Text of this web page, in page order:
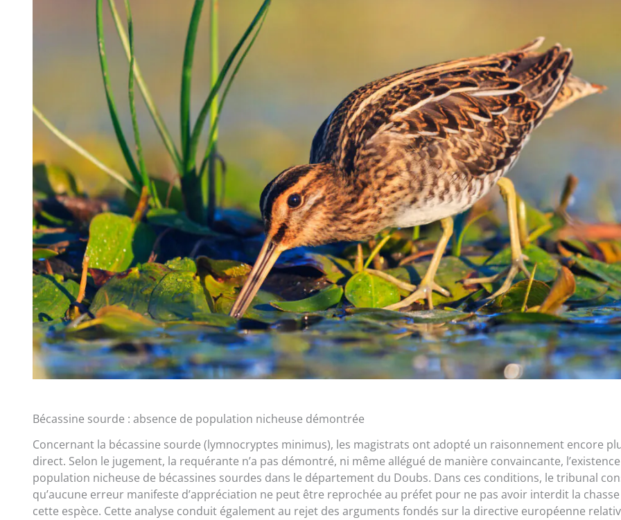
Bécassine sourde : absence de population nicheuse démontrée
Concernant la bécassine sourde (lymnocryptes minimus), les magistrats ont adopté un raisonnement encore
direct. Selon le jugement, la requérante n’a pas démontré, ni même allégué de manière convaincante, l’existence
population nicheuse de bécassines sourdes dans le département du Doubs. Dans ces conditions, le tribunal
qu’aucune erreur manifeste d’appréciation ne peut être reprochée au préfet pour ne pas avoir interdit la
cette espèce. Cette analyse conduit également au rejet des arguments fondés sur la directive européenne